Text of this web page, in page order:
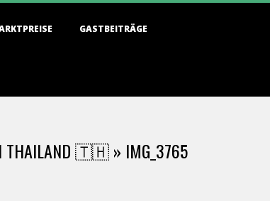
GASTBEITRÄGE
IN THAILAND 🇹🇭 » IMG_3765